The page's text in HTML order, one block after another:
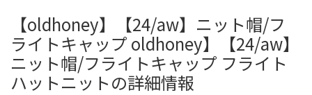
【oldhoney】【24/aw】ニット帽/フ
ライトキャップ oldhoney】【24/aw】
ニット帽/フライトキャップ フライト
ハットニットの詳細情報